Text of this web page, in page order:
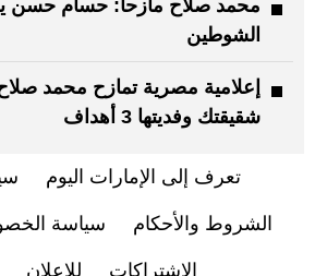
محمد صلاح مازحاً: حسام حسن
الشوطين
إعلامية مصرية تمازح محمد
شقيقتك وفديتها 3 أهداف
تعرف إلى الإمارات اليوم
الشروط والأحكام سياسة
الاشتراكات للإعلان